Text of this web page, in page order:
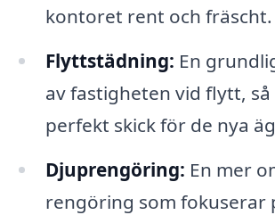
kontoret rent och fräscht.
Flyttstädning: En
av fastigheten vid flytt,
perfekt skick för de nya
Djuprengöring: En mer
rengöring som fokuserar